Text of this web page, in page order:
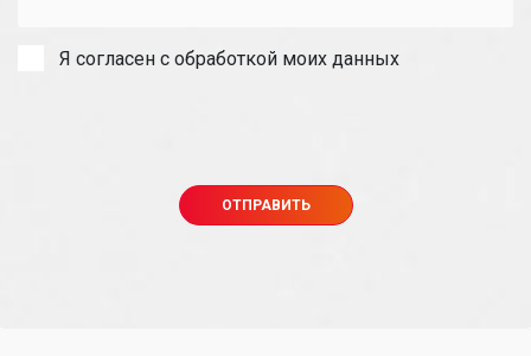
Я согласен с обработкой моих данных